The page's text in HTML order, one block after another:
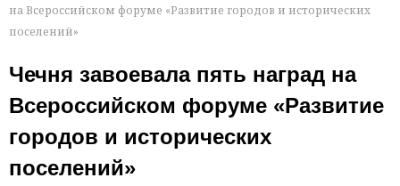
на Всероссийском форуме «Развитие городов и исторических
поселений»
Чечня завоевала пять наград на
Всероссийском форуме «Развитие
городов и исторических
поселений»